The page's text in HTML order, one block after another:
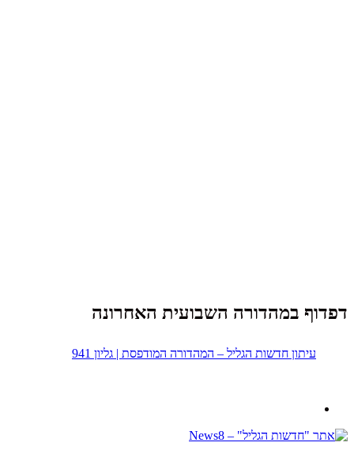
דפדוף במהדורה השבועית האחרונה
עיתון חדשות הגליל – המהדורה המודפסת | גליון 941